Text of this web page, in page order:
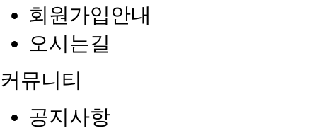
회원가입안내
오시는길
커뮤니티
공지사항